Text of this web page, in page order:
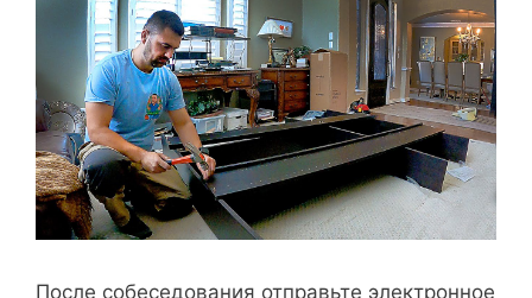
После собеседования отправьте электронное